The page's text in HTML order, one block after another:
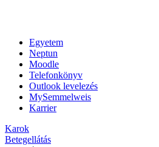
Egyetem
Neptun
Moodle
Telefonkönyv
Outlook levelezés
MySemmelweis
Karrier
Karok
Betegellátás